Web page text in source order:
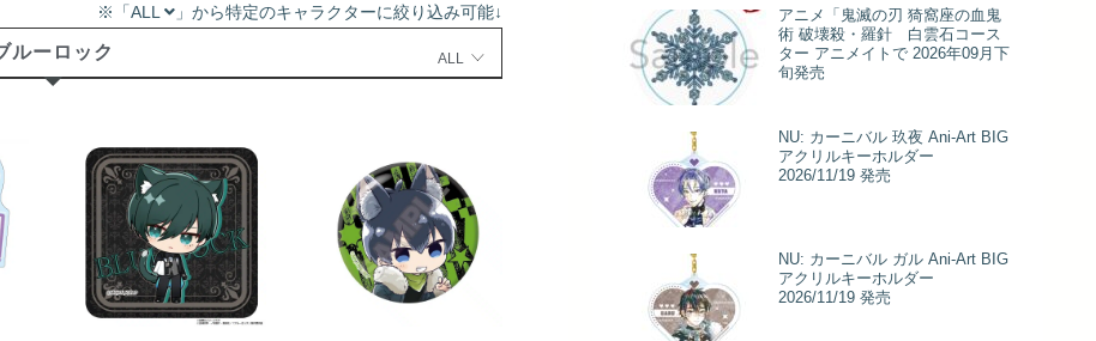
※「ALL 」から特定のキャラクターに絞り込み可能↓
ルーロック ALL
アニメ「鬼滅の刃 猗窩座の血鬼
術 破壊殺・羅針 白雲石コース
ター アニメイトで 2026年09月下
旬発売
NU: カーニバル 玖夜 Ani-Art BIG
アクリルキーホルダー
2026/11/19 発売
NU: カーニバル ガル Ani-Art BIG
アクリルキーホルダー
2026/11/19 発売